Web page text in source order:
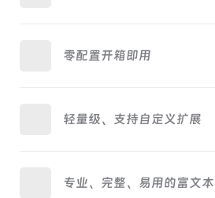
零配置开箱即用
轻量级、支持自定义扩展
专业、完整、易用的富文